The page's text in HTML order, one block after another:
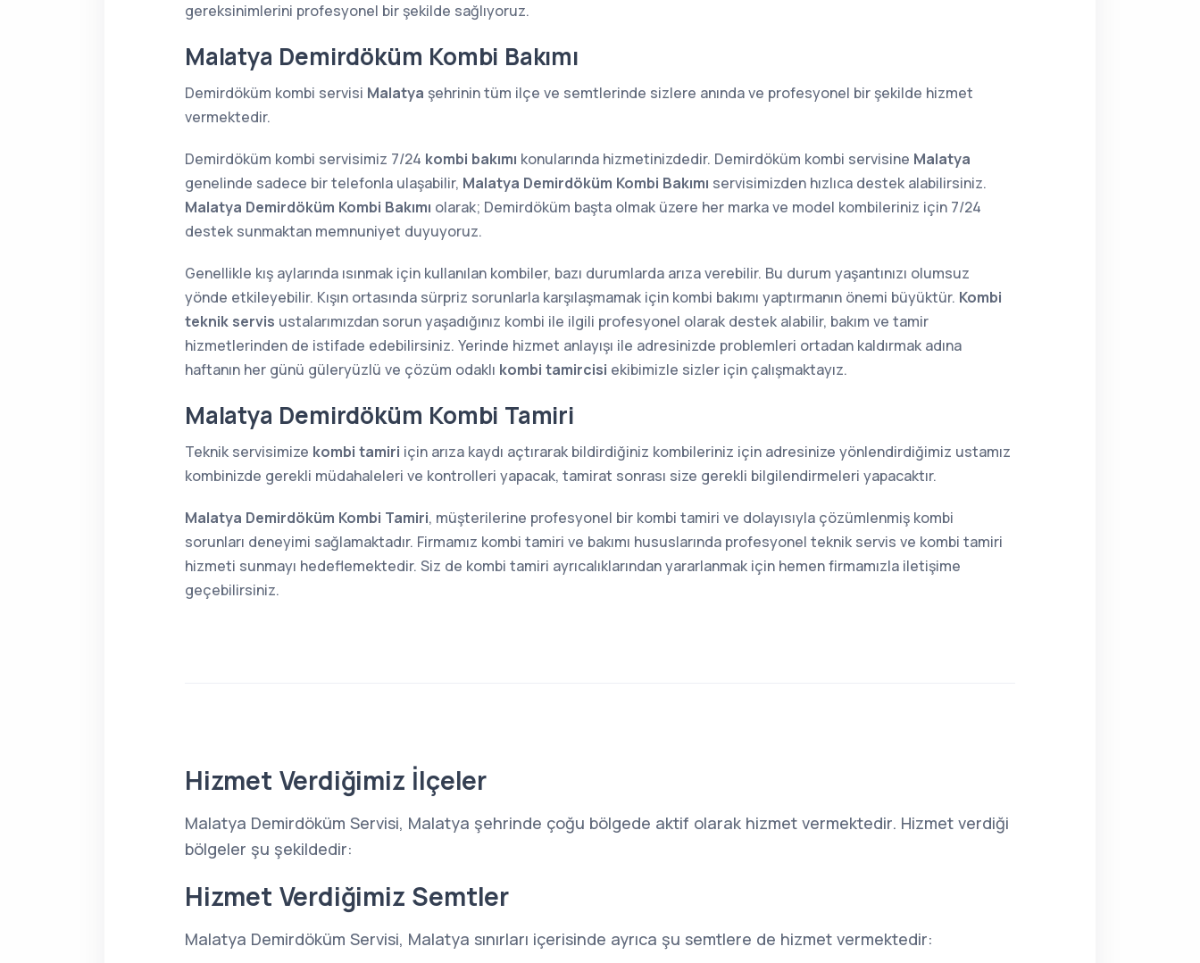
gereksinimlerini profesyonel bir şekilde sağlıyoruz.
Malatya Demirdöküm Kombi Bakımı
Demirdöküm kombi servisi Malatya şehrinin tüm ilçe ve semtlerinde sizlere anında ve profesyonel bir şekilde hizmet
vermektedir.
Demirdöküm kombi servisimiz 7/24 kombi bakımı konularında hizmetinizdedir. Demirdöküm kombi servisine Malatya
genelinde sadece bir telefonla ulaşabilir, Malatya Demirdöküm Kombi Bakımı servisimizden hızlıca destek alabilirsiniz.
Malatya Demirdöküm Kombi Bakımı olarak; Demirdöküm başta olmak üzere her marka ve model kombileriniz için 7/24
destek sunmaktan memnuniyet duyuyoruz.
Genellikle kış aylarında ısınmak için kullanılan kombiler, bazı durumlarda arıza verebilir. Bu durum yaşantınızı olumsuz
yönde etkileyebilir. Kışın ortasında sürpriz sorunlarla karşılaşmamak için kombi bakımı yaptırmanın önemi büyüktür. Kombi
teknik servis ustalarımızdan sorun yaşadığınız kombi ile ilgili profesyonel olarak destek alabilir, bakım ve tamir
hizmetlerinden de istifade edebilirsiniz. Yerinde hizmet anlayışı ile adresinizde problemleri ortadan kaldırmak adına
haftanın her günü güleryüzlü ve çözüm odaklı kombi tamircisi ekibimizle sizler için çalışmaktayız.
Malatya Demirdöküm Kombi Tamiri
Teknik servisimize kombi tamiri için arıza kaydı açtırarak bildirdiğiniz kombileriniz için adresinize yönlendirdiğimiz ustamız
kombinizde gerekli müdahaleleri ve kontrolleri yapacak, tamirat sonrası size gerekli bilgilendirmeleri yapacaktır.
Malatya Demirdöküm Kombi Tamiri, müşterilerine profesyonel bir kombi tamiri ve dolayısıyla çözümlenmiş kombi
sorunları deneyimi sağlamaktadır. Firmamız kombi tamiri ve bakımı hususlarında profesyonel teknik servis ve kombi tamiri
hizmeti sunmayı hedeflemektedir. Siz de kombi tamiri ayrıcalıklarından yararlanmak için hemen firmamızla iletişime
geçebilirsiniz.
Hizmet Verdiğimiz İlçeler
Malatya Demirdöküm Servisi, Malatya şehrinde çoğu bölgede aktif olarak hizmet vermektedir. Hizmet verdiği
bölgeler şu şekildedir:
Hizmet Verdiğimiz Semtler
Malatya Demirdöküm Servisi, Malatya sınırları içerisinde ayrıca şu semtlere de hizmet vermektedir: